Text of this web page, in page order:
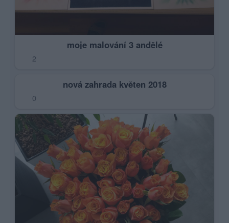
moje malování 3 andělé
2
nová zahrada květen 2018
0